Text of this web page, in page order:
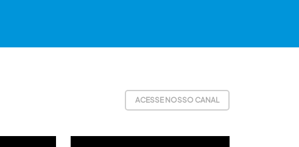
ACESSE NOSSO CANAL